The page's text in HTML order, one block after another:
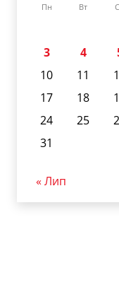
Пн Вт
3
4
10
11
17
18
24
25
31
« Лип